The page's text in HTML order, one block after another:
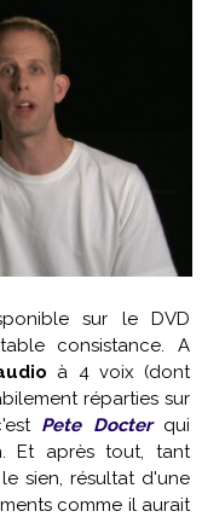
sur le DVD
consistance. A
à 4 voix (dont
réparties sur
Pete Docterqui
Et après tout, tant
sien, résultat d'une
comme il aurait